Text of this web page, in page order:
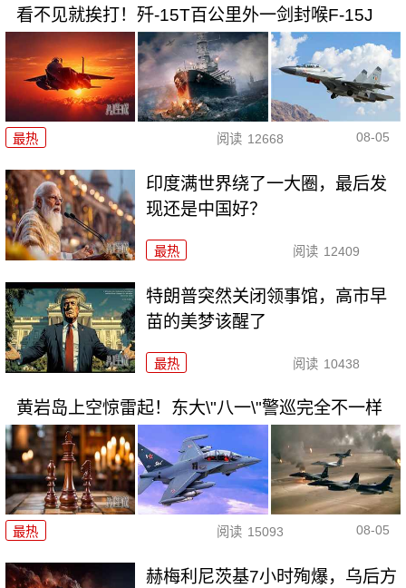
看不见就挨打！歼-15T百公里外一剑封喉F-15J
最热 阅读 12668 08-05
印度满世界绕了一大圈，最后发
现还是中国好？
最热 阅读 12409
特朗普突然关闭领事馆，高市早
苗的美梦该醒了
最热 阅读 10438
黄岩岛上空惊雷起！东大\"八一\"警巡完全不一样
最热 阅读 15093 08-05
赫梅利尼茨基7小时殉爆，乌后方